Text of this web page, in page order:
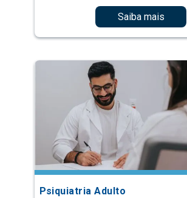
Saiba mais
Psiquiatria Adulto